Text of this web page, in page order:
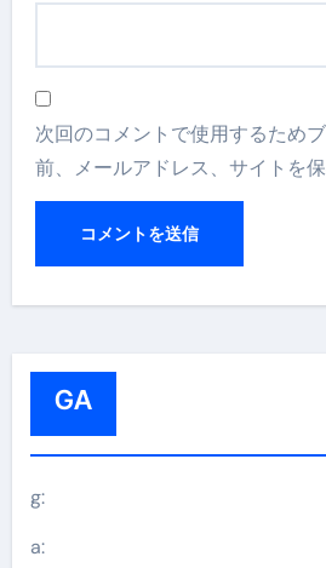
次回のコメントで使用するため
前、メールアドレス、サイトを保
GA
g:
a: